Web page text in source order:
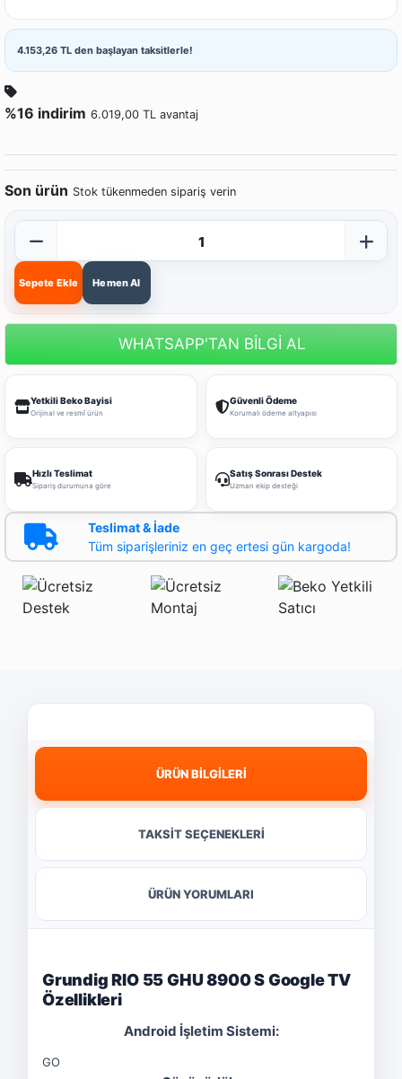
4.153,26 TL den başlayan taksitlerle!
%16 indirim 6.019,00 TL avantaj
Son ürün Stok tükenmeden sipariş verin
Sepete Ekle Hemen Al
WHATSAPP'TAN BİLGİ AL
Yetkili Beko Bayisi
Orijinal ve resmî ürün
Güvenli Ödeme
Korumalı ödeme altyapısı
Hızlı Teslimat
Sipariş durumuna göre
Satış Sonrası Destek
Uzman ekip desteği
Teslimat & İade
Tüm siparişleriniz en geç ertesi gün kargoda!
ÜRÜN BİLGİLERİ
TAKSİT SEÇENEKLERİ
ÜRÜN YORUMLARI
Grundig RIO 55 GHU 8900 S Google TV
Özellikleri
Android İşletim Sistemi:
GO